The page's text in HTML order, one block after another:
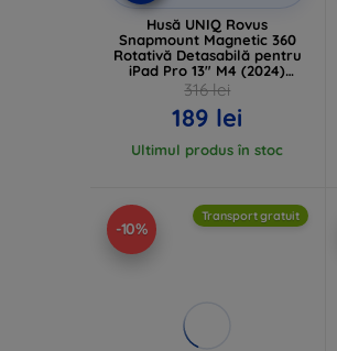
Husă UNIQ Rovus
Snapmount Magnetic 360
Rotativă Detasabilă pentru
iPad Pro 13" M4 (2024)
neagră (UNIQ-PDP13(M4)-
ROVSNDBLK)
316 lei
189 lei
Ultimul produs în stoc
-10%
Transport gratuit